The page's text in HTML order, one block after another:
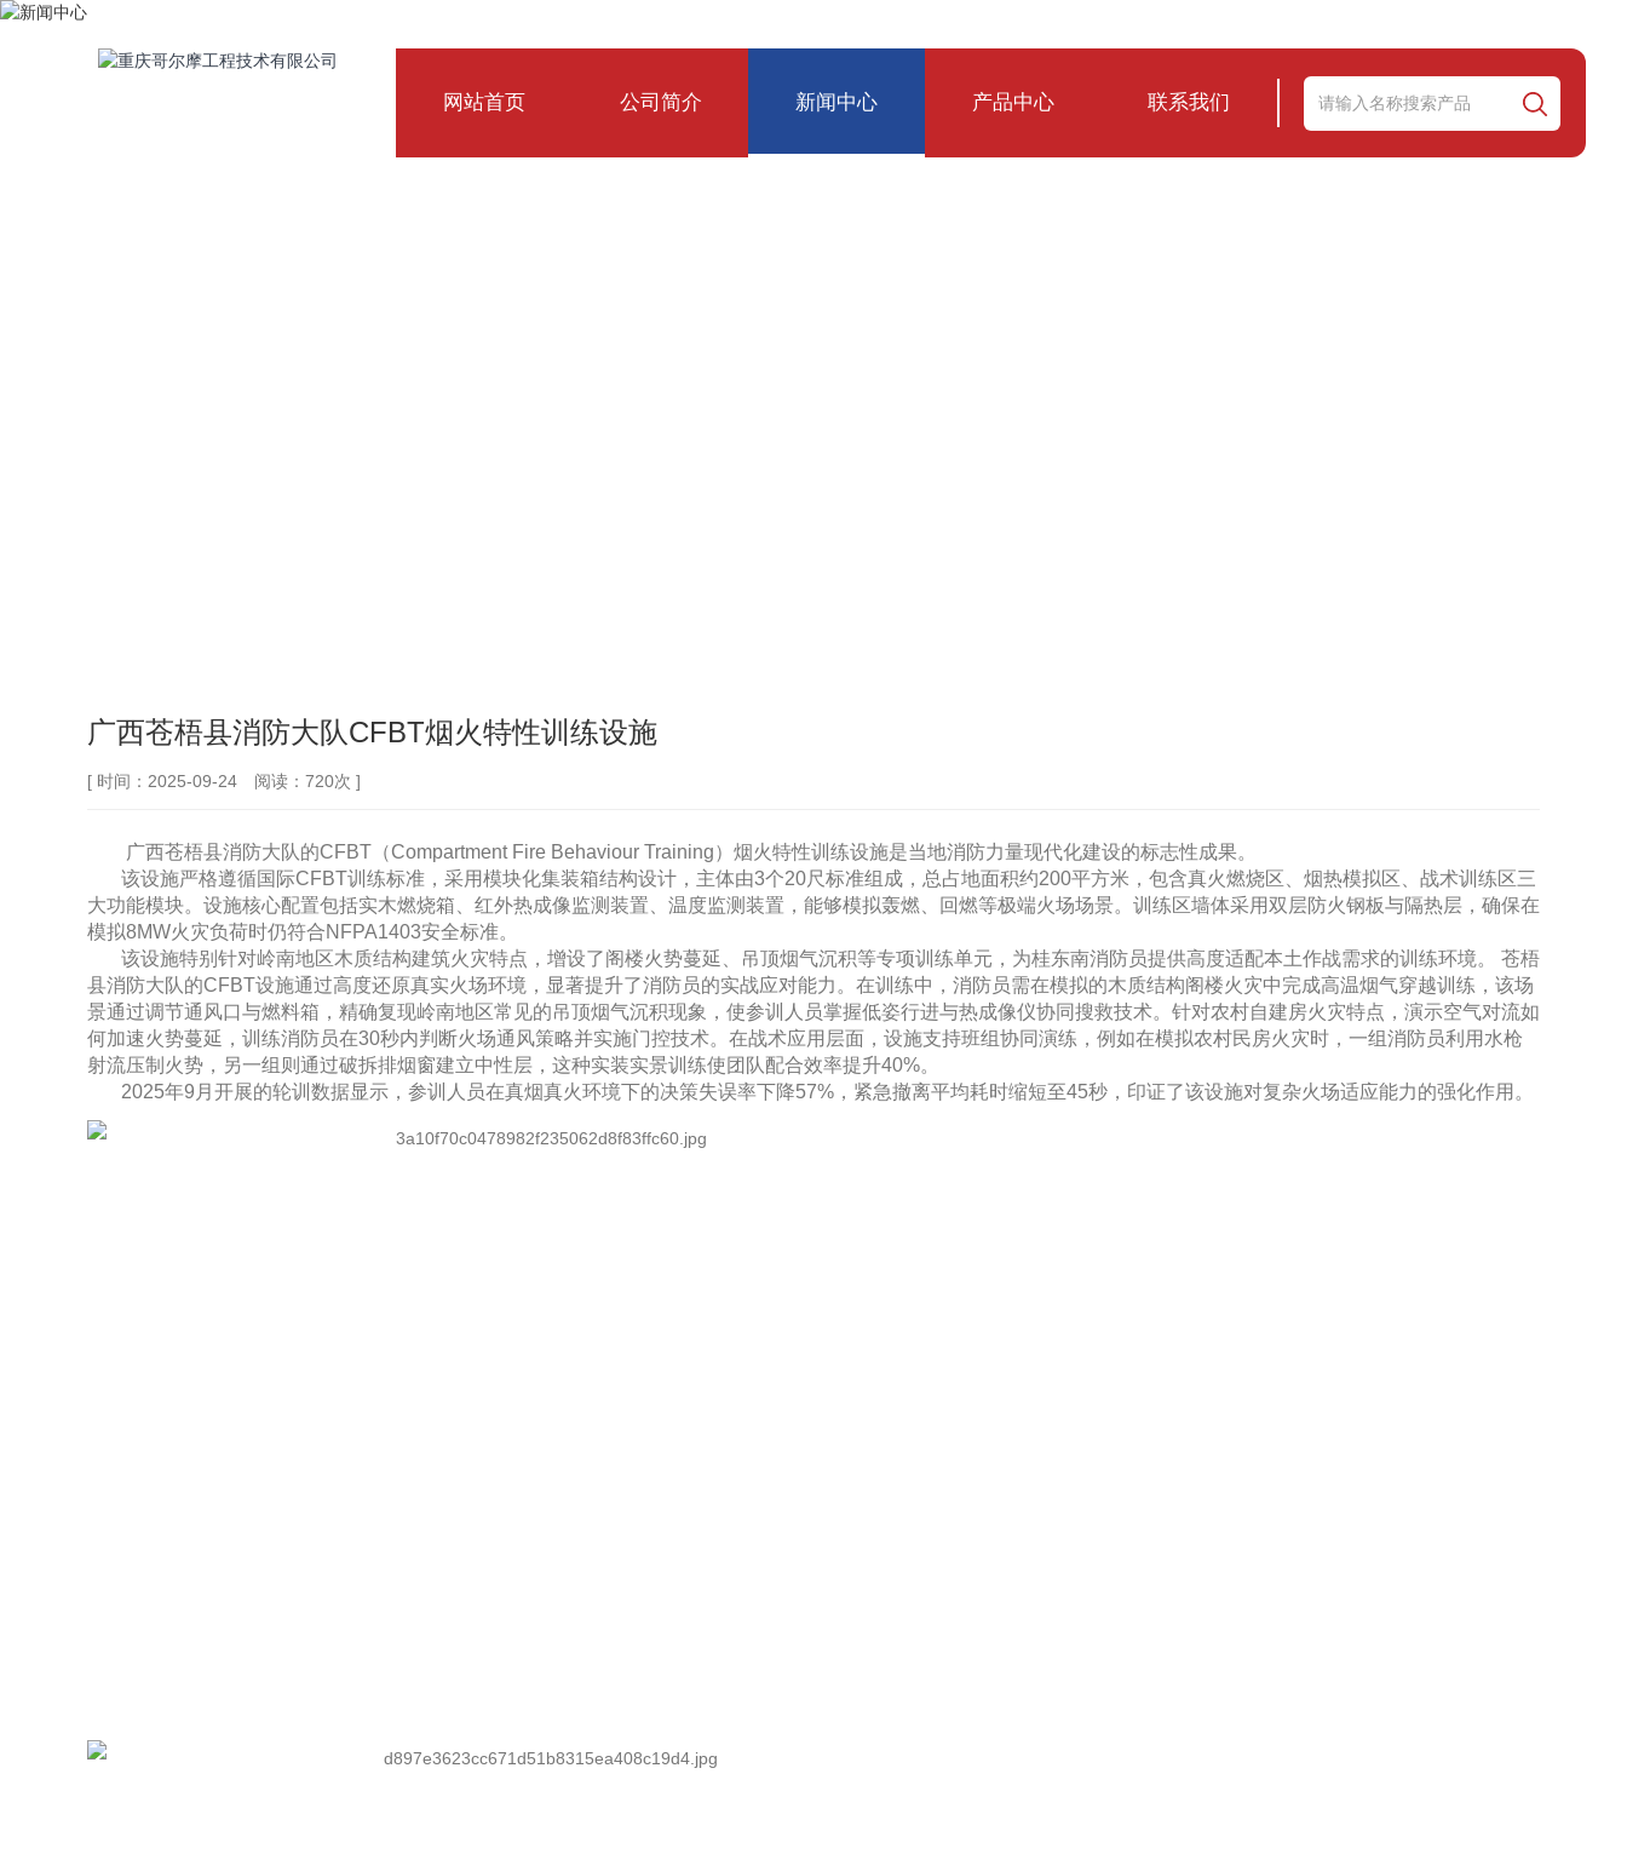
网站首页 公司简介 新闻中心 产品中心 联系我们
广西苍梧县消防大队CFBT烟火特性训练设施
[ 时间：2025-09-24 阅读：720次 ]
广西苍梧县消防大队的CFBT（Compartment Fire Behaviour Training）烟火特性训练设施是当地消防力量现代化建设的标志性成果。
该设施严格遵循国际CFBT训练标准，采用模块化集装箱结构设计，主体由3个20尺标准组成，总占地面积约200平方米，包含真火燃烧区、烟热模拟区、战术训练区三
大功能模块。设施核心配置包括实木燃烧箱、红外热成像监测装置、温度监测装置，能够模拟轰燃、回燃等极端火场场景。训练区墙体采用双层防火钢板与隔热层，确保在
模拟8MW火灾负荷时仍符合NFPA1403安全标准。
该设施特别针对岭南地区木质结构建筑火灾特点，增设了阁楼火势蔓延、吊顶烟气沉积等专项训练单元，为桂东南消防员提供高度适配本土作战需求的训练环境。 苍梧
县消防大队的CFBT设施通过高度还原真实火场环境，显著提升了消防员的实战应对能力。在训练中，消防员需在模拟的木质结构阁楼火灾中完成高温烟气穿越训练，该场
景通过调节通风口与燃料箱，精确复现岭南地区常见的吊顶烟气沉积现象，使参训人员掌握低姿行进与热成像仪协同搜救技术。针对农村自建房火灾特点，演示空气对流如
何加速火势蔓延，训练消防员在30秒内判断火场通风策略并实施门控技术。在战术应用层面，设施支持班组协同演练，例如在模拟农村民房火灾时，一组消防员利用水枪
射流压制火势，另一组则通过破拆排烟窗建立中性层，这种实装实景训练使团队配合效率提升40%。
2025年9月开展的轮训数据显示，参训人员在真烟真火环境下的决策失误率下降57%，紧急撤离平均耗时缩短至45秒，印证了该设施对复杂火场适应能力的强化作用。